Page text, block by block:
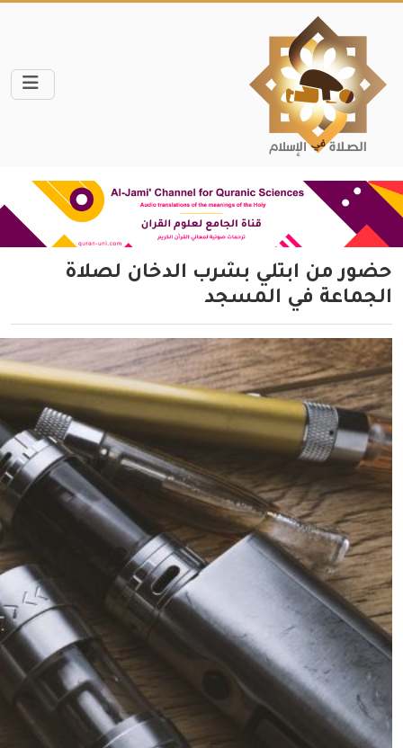
حضور من ابتلي بشرب الدخان لصلاة
الجماعة في المسجد